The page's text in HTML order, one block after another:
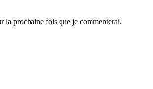
la prochaine fois que je commenterai.